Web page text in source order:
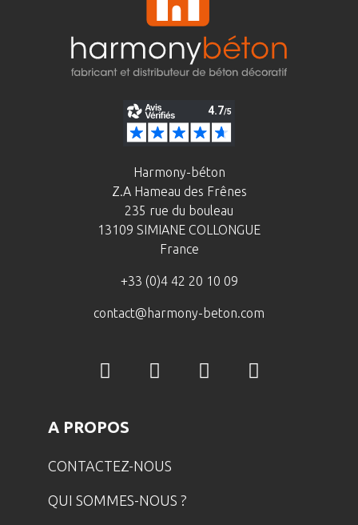
Harmony-béton
Z.A Hameau des Frênes
235 rue du bouleau
13109 SIMIANE COLLONGUE
France
+33 (0)4 42 20 10 09
contact@harmony-beton.com
A PROPOS
CONTACTEZ-NOUS
QUI SOMMES-NOUS ?